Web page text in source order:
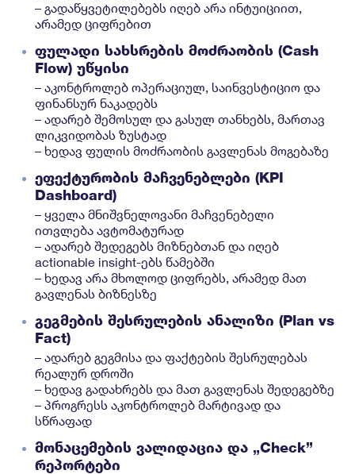
– გადაწყვეტილებებს იღებ არა ინტუიციით,
არამედ ციფრებით
ფულადი სახსრების მოძრაობის (Cash
Flow) უწყისი
– აკონტროლებ ოპერაციულ, საინვესტიციო და
ფინანსურ ნაკადებს
– ადარებ შემოსულ და გასულ თანხებს, მართავ
ლიკვიდობას ზუსტად
– ხედავ ფულის მოძრაობის გავლენას მოგებაზე
ეფექტურობის მაჩვენებლები (KPI
Dashboard)
– ყველა მნიშვნელოვანი მაჩვენებელი
ითვლება ავტომატურად
– ადარებ შედეგებს მიზნებთან და იღებ
actionable insight-ებს წამებში
– ხედავ არა მხოლოდ ციფრებს, არამედ მათ
გავლენას ბიზნესზე
გეგმების შესრულების ანალიზი (Plan vs
Fact)
– ადარებ გეგმისა და ფაქტების შესრულებას
რეალურ დროში
– ხედავ გადახრებს და მათ გავლენას შედეგებზე
– პროგრესს აკონტროლებ მარტივად და
სწრაფად
მონაცემების ვალიდაცია და „Check”
რეპორტები